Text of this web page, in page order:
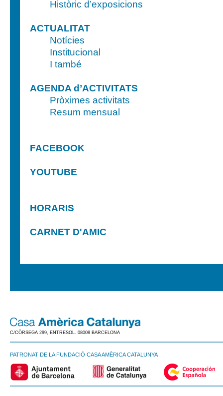
Històric d’exposicions
ACTUALITAT
Notícies
Institucional
I també
AGENDA d’ACTIVITATS
Pròximes activitats
Resum mensual
FACEBOOK
YOUTUBE
HORARIS
CARNET D'AMIC
C/CÒRSEGA 299, ENTRESOL. 08008 BARCELONA
PATRONAT DE LA FUNDACIÓ CASA AMÈRICA CATALUNYA